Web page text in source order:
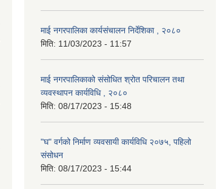
माई नगरपालिका कार्यसंचालन निर्देशिका , २०८०
मिति: 11/03/2023 - 11:57
माई नगरपालिकाको संसोधित श्रोत परिचालन तथा
व्यवस्थापन कार्यविधि , २०८०
मिति: 08/17/2023 - 15:48
"घ" वर्गको निर्माण व्यवसायी कार्यविधि २०७५, पहिलो
संसोधन
मिति: 08/17/2023 - 15:44